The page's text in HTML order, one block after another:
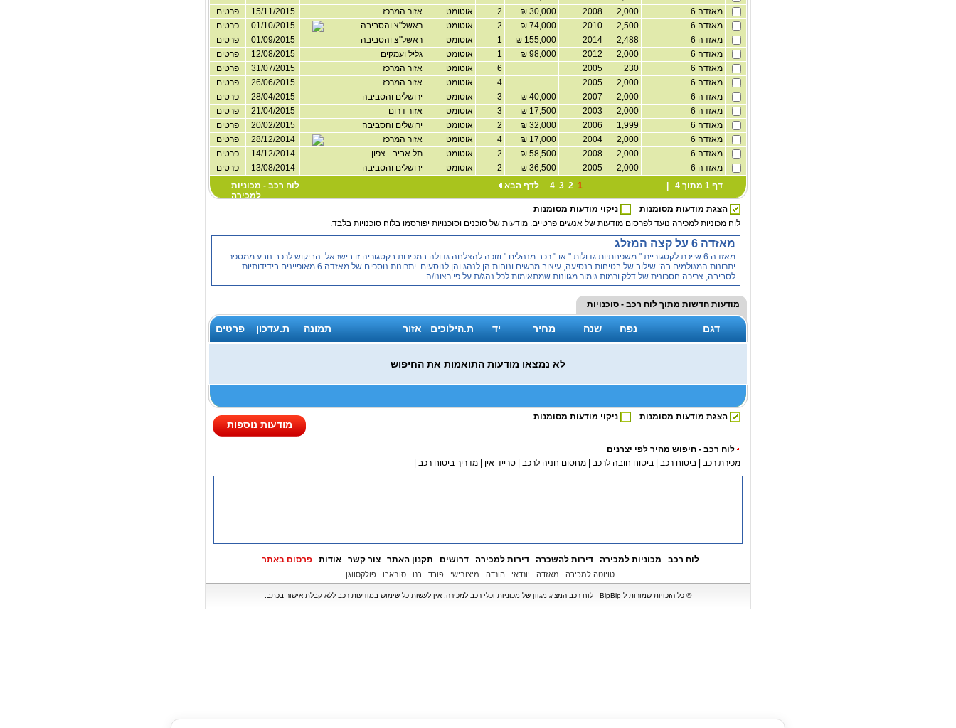
מאזדה 6
אוטומט אזור המרכז 15/11/2015
פרטים
מאזדה 6
אוטומט ראשל"צ והסביבה 01/10/2015
פרטים
מאזדה 6
אוטומט ראשל"צ והסביבה 01/09/2015
פרטים
מאזדה 6
אוטומט גליל ועמקים 12/08/2015
פרטים
מאזדה 6
אוטומט אזור המרכז 31/07/2015
פרטים
מאזדה 6
אוטומט אזור המרכז 26/06/2015
פרטים
מאזדה 6
אוטומט ירושלים והסביבה 28/04/2015
פרטים
מאזדה 6
אוטומט אזור דרום 21/04/2015
פרטים
מאזדה 6
אוטומט ירושלים והסביבה 20/02/2015
פרטים
מאזדה 6
אוטומט אזור המרכז 28/12/2014
פרטים
מאזדה 6
אוטומט תל אביב - צפון 14/12/2014
פרטים
מאזדה 6
אוטומט ירושלים והסביבה 13/08/2014
פרטים
דף 1 מתוך 4 |
1
2
3
4 לדף הבא
לוח רכב - מכוניות
למכירה
הצגת מודעות מסומנות
ניקוי מודעות מסומנות
לוח מכוניות למכירה נועד לפרסום מודעות של אנשים פרטיים. מודעות של סוכנים וסוכנויות יפורסמו בלוח סוכנויות בלבד.
מאזדה 6 על קצה המזלג
מאזדה 6 שייכת לקטגוריית " משפחתיות גדולות " או " רכב מנהלים " וזוכה להצלחה גדולה במכירות בקטגוריה זו בישראל. הביקוש לרכב נובע ממספר
יתרונות המגולמים בה: שילוב של בטיחות בנסיעה, עיצוב מרשים ונוחות הן לנהג והן לנוסעים. יתרונות נוספים של מאזדה 6 מאופיינים בידידותיות
לסביבה, צריכה חסכונית של דלק ורמות גימור מגוונות שמתאימות לכל נהג/ת על פי רצונו/ה.
מודעות חדשות מתוך לוח רכב - סוכנויות
דגם נפח שנה מחיר יד ת.הילוכים אזור תמונה ת.עדכון פרטים
לא נמצאו מודעות התואמות את החיפוש
הצגת מודעות מסומנות ניקוי מודעות מסומנות
מודעות נוספות
לוח רכב - חיפוש מהיר לפי יצרנים
מכירת רכב
ביטוח רכב ביטוח חובה לרכב מחסום חניה לרכב טרייד אין מדריך ביטוח רכב
לוח רכב מכוניות למכירה דירות להשכרה דירות למכירה דרושים תקנון האתר צור קשר אודות פרסום באתר
טויוטה למכירה מאזדה יונדאי הונדה מיצובישי פורד רנו סובארו פולקסווגן
© כל הזכויות שמורות ל-BipBip - לוח רכב המציג מגוון של מכוניות וכלי רכב למכירה. אין לעשות כל שימוש במודעות רכב ללא קבלת אישור בכתב.